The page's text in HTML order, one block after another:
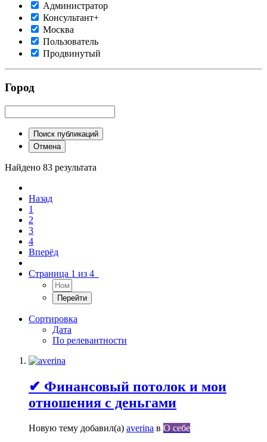
Администратор
Консультант+
Москва
Пользователь
Продвинутый
Город
Поиск публикаций
Отмена
Найдено 83 результата
Назад
1
2
3
4
Вперёд
Страница 1 из 4
Сортировка
Дата
По релевантности
✔ Финансовый потолок и мои
отношения с деньгами
Новую тему добавил(а) averina в О себе